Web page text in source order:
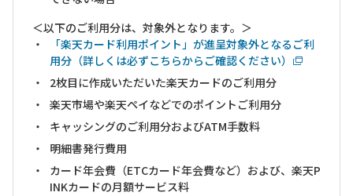
＜以下のご利用分は、対象外となります。＞
「楽天カード利用ポイント」が進呈対象外となるご利
用分（詳しくは必ずこちらからご確認ください）
2枚目に作成いただいた楽天カードのご利用分
楽天市場や楽天ペイなどでのポイントご利用分
キャッシングのご利用分およびATM手数料
明細書発行費用
カード年会費（ETCカード年会費など）および、楽天P
INKカードの月額サービス料